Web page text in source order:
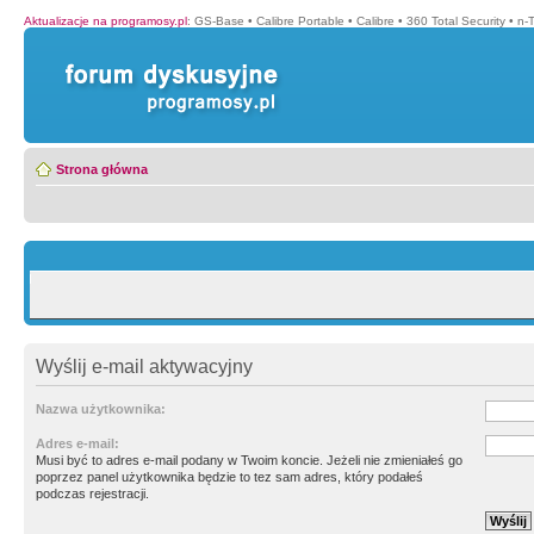
Aktualizacje na programosy.pl: GS-Base • Calibre Portable • Calibre • 360 Total Security • n-
Strona główna
Wyślij e-mail aktywacyjny
Nazwa użytkownika:
Adres e-mail:
Musi być to adres e-mail podany w Twoim koncie. Jeżeli nie zmieniałeś go
poprzez panel użytkownika będzie to tez sam adres, który podałeś
podczas rejestracji.